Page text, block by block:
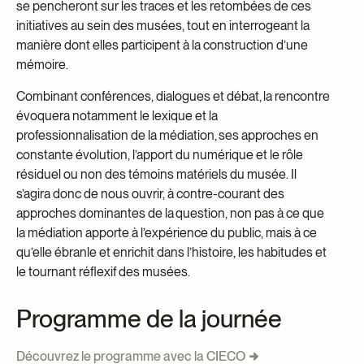
se pencheront sur les traces et les retombées de ces
initiatives au sein des musées, tout en interrogeant la
manière dont elles participent à la construction d’une
mémoire.
Combinant conférences, dialogues et débat, la rencontre
évoquera notamment le lexique et la
professionnalisation de la médiation, ses approches en
constante évolution, l’apport du numérique et le rôle
résiduel ou non des témoins matériels du musée. Il
s’agira donc de nous ouvrir, à contre-courant des
approches dominantes de la question, non pas à ce que
la médiation apporte à l’expérience du public, mais à ce
qu’elle ébranle et enrichit dans l’histoire, les habitudes et
le tournant réflexif des musées.
Programme de la journée
Découvrez le programme avec la CIECO